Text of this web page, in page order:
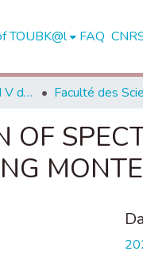
TOUBK@l FAQ
Université Mohammed V de Rabat
OF